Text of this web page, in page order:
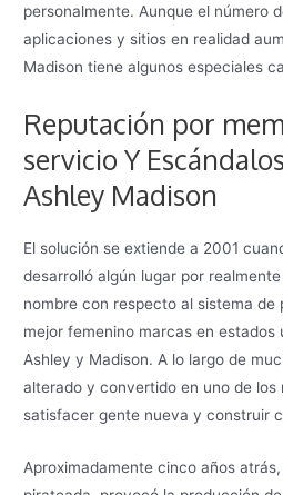
personalmente. Aunque el número
aplicaciones y sitios en realidad
Madison tiene algunos especiales
Reputación por
servicio Y
Ashley Madison
El solución se extiende a 2001
desarrolló algún lugar por
nombre con respecto al sistema
mejor femenino marcas en estados
Ashley y Madison. A lo largo de
alterado y convertido en uno de los
satisfacer gente nueva y construir
Aproximadamente cinco años